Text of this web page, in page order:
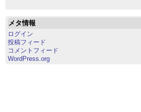
メタ情報
ログイン
投稿フィード
コメントフィード
WordPress.org